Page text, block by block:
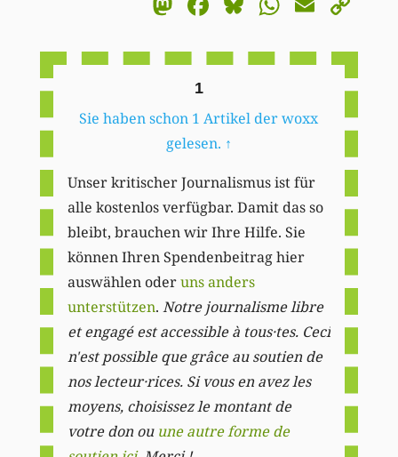
1
Sie haben schon 1 Artikel der woxx
gelesen. ↑
Unser kritischer Journalismus ist für
alle kostenlos verfügbar. Damit das so
bleibt, brauchen wir Ihre Hilfe. Sie
können Ihren Spendenbeitrag hier
auswählen oderuns anders
unterstützen. Notre journalisme libre
et engagé est accessible à tous·tes. Ceci
n'est possible que grâce au soutien de
nos lecteur·rices. Si vous en avez les
moyens, choisissez le montant de
votre don ou une autre forme de